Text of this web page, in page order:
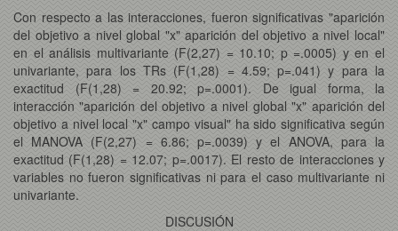
Con respecto a las interacciones, fueron significativas "aparición
del objetivo a nivel global "x" aparición del objetivo a nivel local"
en el análisis multivariante (F(2,27) = 10.10; p =.0005) y en el
univariante, para los TRs (F(1,28) = 4.59; p=.041) y para la
exactitud (F(1,28) = 20.92; p=.0001). De igual forma, la
interacción "aparición del objetivo a nivel global "x" aparición del
objetivo a nivel local "x" campo visual" ha sido significativa según
el MANOVA (F(2,27) = 6.86; p=.0039) y el ANOVA, para la
exactitud (F(1,28) = 12.07; p=.0017). El resto de interacciones y
variables no fueron significativas ni para el caso multivariante ni
univariante.
DISCUSIÓN